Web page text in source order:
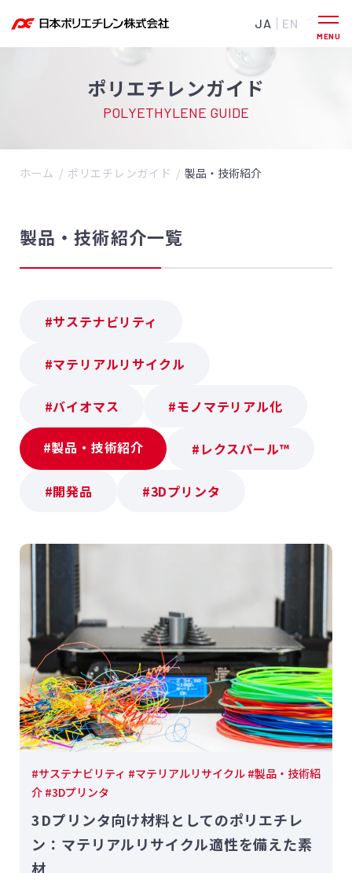
JA EN
ポリエチレンガイド
POLYETHYLENE GUIDE
ホーム ポリエチレンガイド 製品・技術紹介
製品・技術紹介一覧
#サステナビリティ
#マテリアルリサイクル
#バイオマス #モノマテリアル化
#製品・技術紹介 #レクスパール™
#開発品 #3Dプリンタ
#サステナビリティ #マテリアルリサイクル #製品・技術紹
介 #3Dプリンタ
3Dプリンタ向け材料としてのポリエチレ
ン：マテリアルリサイクル適性を備えた素
材